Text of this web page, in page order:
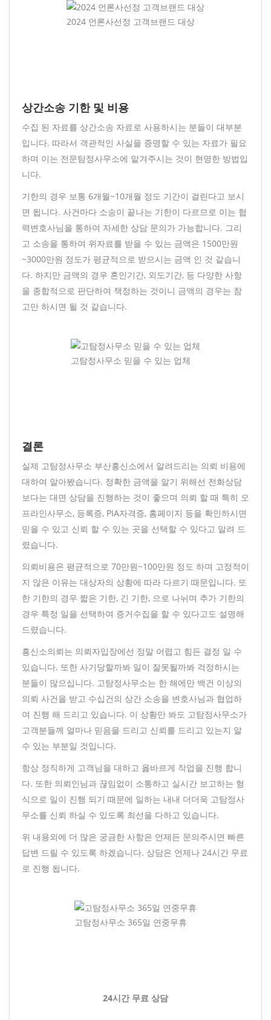
2024 언론사선정 고객브랜드 대상
상간소송 기한 및 비용
수집 된 자료를 상간소송 자료로 사용하시는 분들이 대부분
입니다. 따라서 객관적인 사실을 증명할 수 있는 자료가 필요
하며 이는 전문탐정사무소에 맡겨주시는 것이 현명한 방법입
니다.
기한의 경우 보통 6개월~10개월 정도 기간이 걸린다고 보시
면 됩니다. 사건마다 소송이 끝나는 기한이 다르므로 이는 협
력변호사님을 통하여 자세한 상담 문의가 가능합니다. 그리
고 소송을 통하여 위자료를 받을 수 있는 금액은 1500만원
~3000만원 정도가 평균적으로 받으시는 금액 인 것 같습니
다. 하지만 금액의 경우 혼인기간, 외도기간, 등 다양한 사항
을 종합적으로 판단하여 책정하는 것이니 금액의 경우는 참
고만 하시면 될 것 같습니다.
고탐정사무소 믿을 수 있는 업체
결론
실제 고탐정사무소 부산흥신소에서 알려드리는 의뢰 비용에
대하여 알아봤습니다. 정확한 금액을 알기 위해선 전화상담
보다는 대면 상담을 진행하는 것이 좋으며 의뢰 할 때 특히 오
프라인사무소, 등록증, PIA자격증, 홈페이지 등을 확인하시면
믿을 수 있고 신뢰 할 수 있는 곳을 선택할 수 있다고 알려 드
렸습니다.
의뢰비용은 평균적으로 70만원~100만원 정도 하며 고정적이
지 않은 이유는 대상자의 상황에 따라 다르기 때문입니다. 또
한 기한의 경우 짧은 기한, 긴 기한, 으로 나뉘며 추가 기한의
경우 특정 일을 선택하여 증거수집을 할 수 있다고도 설명해
드렸습니다.
흥신소의뢰는 의뢰자입장에선 정말 어렵고 힘든 결정 일 수
있습니다. 또한 사기당할까봐 일이 잘못될까봐 걱정하시는
분들이 많으십니다. 고탐정사무소는 한 해에만 백건 이상의
의뢰 사건을 받고 수십건의 상간 소송을 변호사님과 협업하
여 진행 해 드리고 있습니다. 이 상황만 봐도 고탐정사무소가
고객분들께 얼마나 믿음을 드리고 신뢰를 드리고 있는지 알
수 있는 부분일 것입니다.
항상 정직하게 고객님을 대하고 옳바르게 작업을 진행 합니
다. 또한 의뢰인님과 끊임없이 소통하고 실시간 보고하는 형
식으로 일이 진행 되기 때문에 일하는 내내 더더욱 고탐정사
무소를 신뢰 하실 수 있도록 최선을 다하고 있습니다.
위 내용외에 더 많은 궁금한 사항은 언제든 문의주시면 빠른
답변 드릴 수 있도록 하겠습니다. 상담은 언제나 24시간 무료
로 진행 됩니다.
고탐정사무소 365일 연중무휴
24시간 무료 상담